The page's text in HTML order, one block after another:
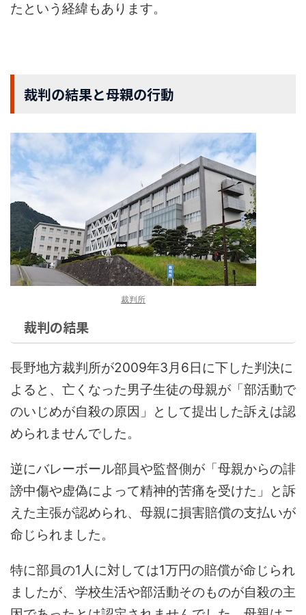
たという経緯もあります。
裁判の結果と母親の行動
裁判所
裁判の結果
長野地方裁判所が2009年3月6日に下した判決に
よると、亡くなった男子生徒の母親が「部活動で
のいじめが自殺の原因」として提出した訴えは認
められませんでした。
逆にバレーボール部員や監督側が「母親からの誹
謗中傷や虚偽によって精神的苦痛を受けた」と訴
えた主張が認められ、母親に損害賠償の支払いが
命じられました。
特に部員の1人に対しては1万円の賠償が命じられ
ましたが、学校生活や部活動そのものが自殺の主